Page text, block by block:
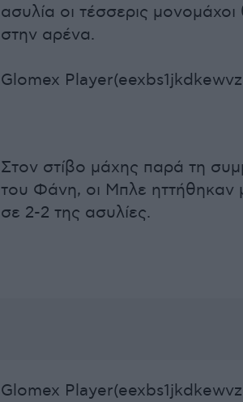
ασυλία οι τέσσερις
στην αρένα.
Glomex
Στον στίβο μάχης παρά τη
του Φάνη, οι Μπλε ηττήθηκαν
σε 2-2 της ασυλίες.
Glomex